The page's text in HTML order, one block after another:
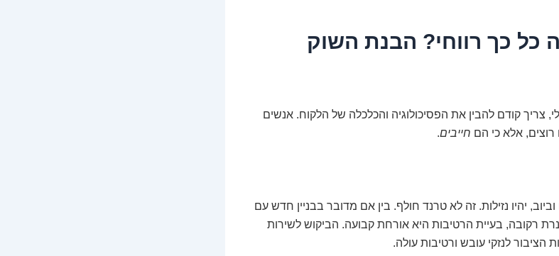
כל כך רווחי? הבנת השוק
צריך קודם להבין את הפסיכולוגיה והכלכלה של הלקוח. אנשים
רוצים, אלא כי הם חייבים.
יהיו נזילות. זה לא טרנד חולף. בין אם מדובר בבניין חדש עם
רקובה, בעיית הרטיבות היא אורחת קבועה. הביקוש לשירות
הציבור לנזקי עובש ורטיבות עולה.